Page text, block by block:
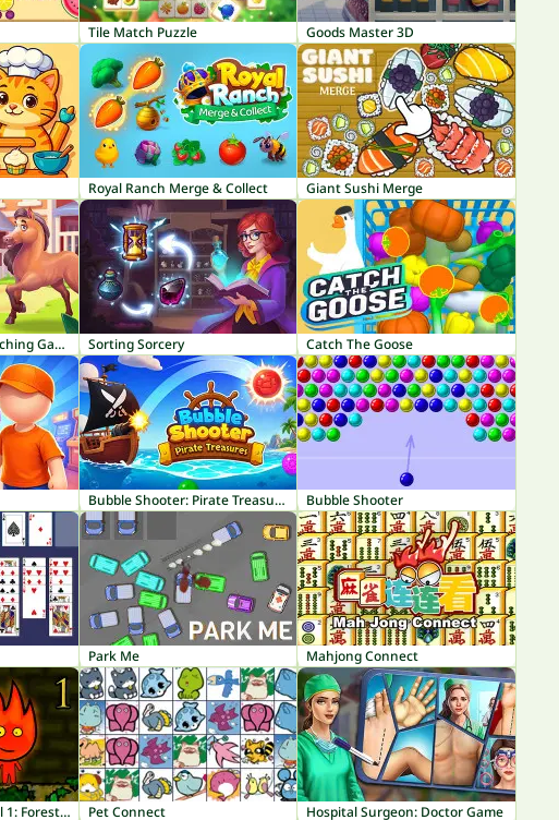
Tile Match Puzzle Goods Master 3D
Royal Ranch Merge & Collect Giant Sushi Merge
Tile Farm Story - Matching Game Sorting Sorcery Catch The Goose
Bubble Shooter: Pirate Treasures Bubble Shooter
Park Me Mahjong Connect
Fireboy and Watergirl 1: Forest Temple Pet Connect Hospital Surgeon: Doctor Game